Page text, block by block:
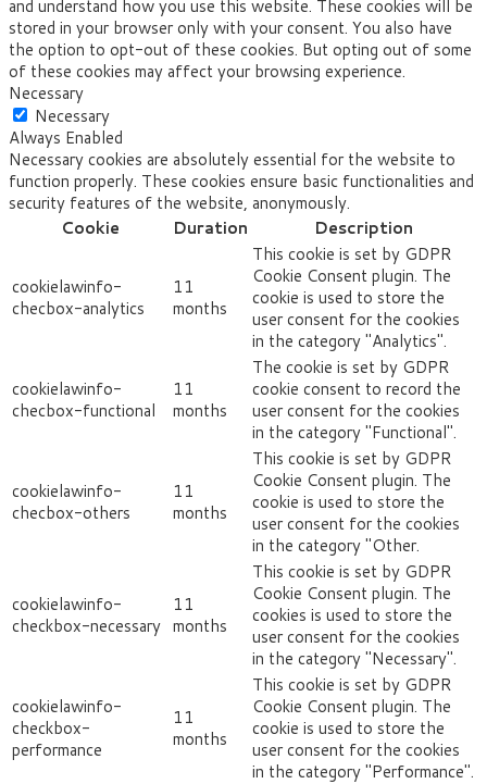
and understand how you use this website. These cookies will be
stored in your browser only with your consent. You also have
the option to opt-out of these cookies. But opting out of some
of these cookies may affect your browsing experience.
Necessary
Necessary
Always Enabled
Necessary cookies are absolutely essential for the website to
function properly. These cookies ensure basic functionalities and
security features of the website, anonymously.
Cookie
Duration Description
cookielawinfo-
checbox-analytics
11
months
This cookie is set by GDPR
Cookie Consent plugin. The
cookie is used to store the
user consent for the cookies
in the category "Analytics".
cookielawinfo-
checbox-functional
11
months
The cookie is set by GDPR
cookie consent to record the
user consent for the cookies
in the category "Functional".
cookielawinfo-
checbox-others
11
months
This cookie is set by GDPR
Cookie Consent plugin. The
cookie is used to store the
user consent for the cookies
in the category "Other.
cookielawinfo-
checkbox-necessary
11
months
This cookie is set by GDPR
Cookie Consent plugin. The
cookies is used to store the
user consent for the cookies
in the category "Necessary".
cookielawinfo-
checkbox-
performance
11
months
This cookie is set by GDPR
Cookie Consent plugin. The
cookie is used to store the
user consent for the cookies
in the category "Performance".